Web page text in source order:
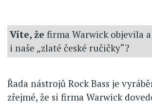
Víte, že firma Warwick objevila
i naše „zlaté české ručičky“?
Řada nástrojů Rock Bass je
zřejmé, že si firma Warwick